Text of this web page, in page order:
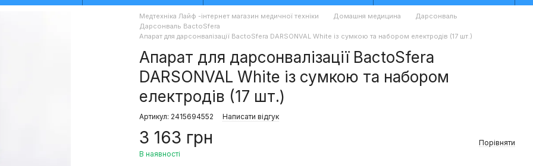
Медтехніка Лайф -інтернет магазин медичної техніки Домашня медицина
Дарсонваль
Дарсонваль BactoSfera
Апарат для дарсонвалізації BactoSfera DARSONVAL White із сумкою та набором електродів (17 шт.)
Апарат для дарсонвалізації BactoSfera
DARSONVAL White із сумкою та набором
електродів (17 шт.)
Артикул: 2415694552 Написати відгук
3 163 грн
В наявності
Порівняти